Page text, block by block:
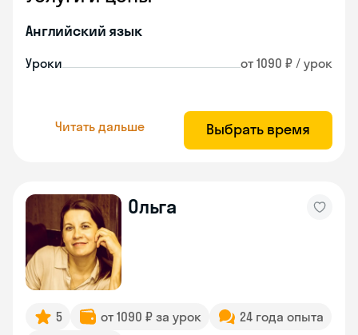
Английский язык
Уроки от 1090 ₽ / урок
Читать дальше Выбрать время
Ольга
5 от 1090 ₽ за урок
24 года опыта